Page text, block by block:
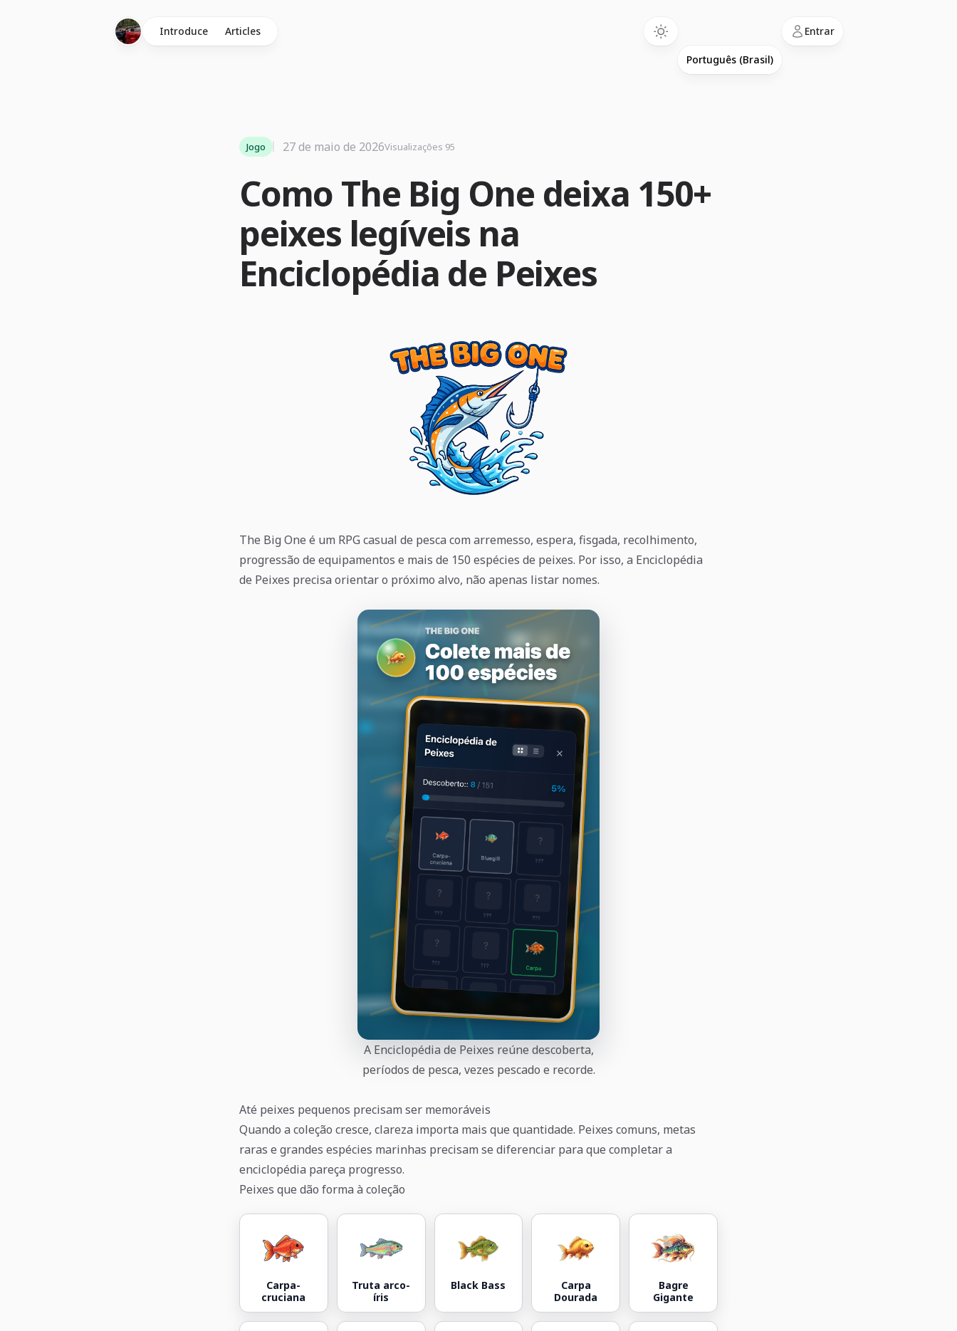
Introduce Articles Entrar
Como The Big One deixa 150+
peixes legíveis na
Enciclopédia de Peixes
Jogo 27 de maio de 2026Visualizações 95
The Big One é um RPG casual de pesca com arremesso, espera, fisgada, recolhimento,
progressão de equipamentos e mais de 150 espécies de peixes. Por isso, a Enciclopédia
de Peixes precisa orientar o próximo alvo, não apenas listar nomes.
A Enciclopédia de Peixes reúne descoberta,
períodos de pesca, vezes pescado e recorde.
Até peixes pequenos precisam ser memoráveis
Quando a coleção cresce, clareza importa mais que quantidade. Peixes comuns, metas
raras e grandes espécies marinhas precisam se diferenciar para que completar a
enciclopédia pareça progresso.
Peixes que dão forma à coleção
Carpa-
cruciana
Truta arco-
íris
Black Bass
Carpa
Dourada
Bagre
Gigante